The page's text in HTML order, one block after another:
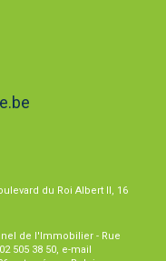
du Roi Albert II, 16
de l'Immobilier - Rue
505 38 50, e-mail